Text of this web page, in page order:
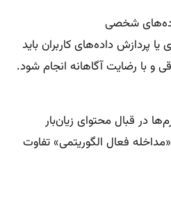
شخصی
پردازش داده‌های کاربران باید
رضایت آگاهانه انجام شود.
در قبال محتوای زیان‌بار
فعال الگوریتمی» تفاوت